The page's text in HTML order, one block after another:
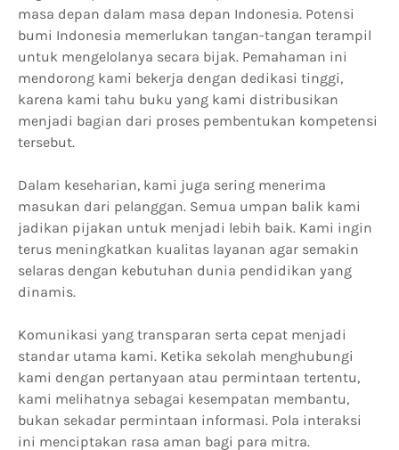
masa depan dalam masa depan Indonesia. Potensi
bumi Indonesia memerlukan tangan-tangan terampil
untuk mengelolanya secara bijak. Pemahaman ini
mendorong kami bekerja dengan dedikasi tinggi,
karena kami tahu buku yang kami distribusikan
menjadi bagian dari proses pembentukan kompetensi
tersebut.
Dalam keseharian, kami juga sering menerima
masukan dari pelanggan. Semua umpan balik kami
jadikan pijakan untuk menjadi lebih baik. Kami ingin
terus meningkatkan kualitas layanan agar semakin
selaras dengan kebutuhan dunia pendidikan yang
dinamis.
Komunikasi yang transparan serta cepat menjadi
standar utama kami. Ketika sekolah menghubungi
kami dengan pertanyaan atau permintaan tertentu,
kami melihatnya sebagai kesempatan membantu,
bukan sekadar permintaan informasi. Pola interaksi
ini menciptakan rasa aman bagi para mitra.